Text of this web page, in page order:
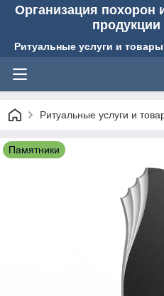
Организация похорон
Ритуальные услуги и
Ритуальные услуги и
Памятники